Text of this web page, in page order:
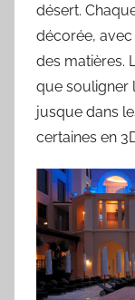
désert.
décorée,
des matières.
que souligner
jusque dans
certaines en